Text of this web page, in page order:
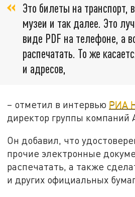
Это билеты на транспорт,
музеи и так далее. Это
виде PDF на телефоне, а
распечатать. То же
и адресов,
– отметил в интервью РИА
директор группы компаний
Он добавил, что
прочие электронные
распечатать, а также
и других официальных